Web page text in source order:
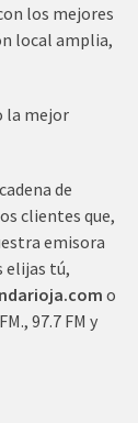
los mejores
local amplia,
la mejor
de
clientes que,
emisora
elijas tú,
o
97.7 FM y